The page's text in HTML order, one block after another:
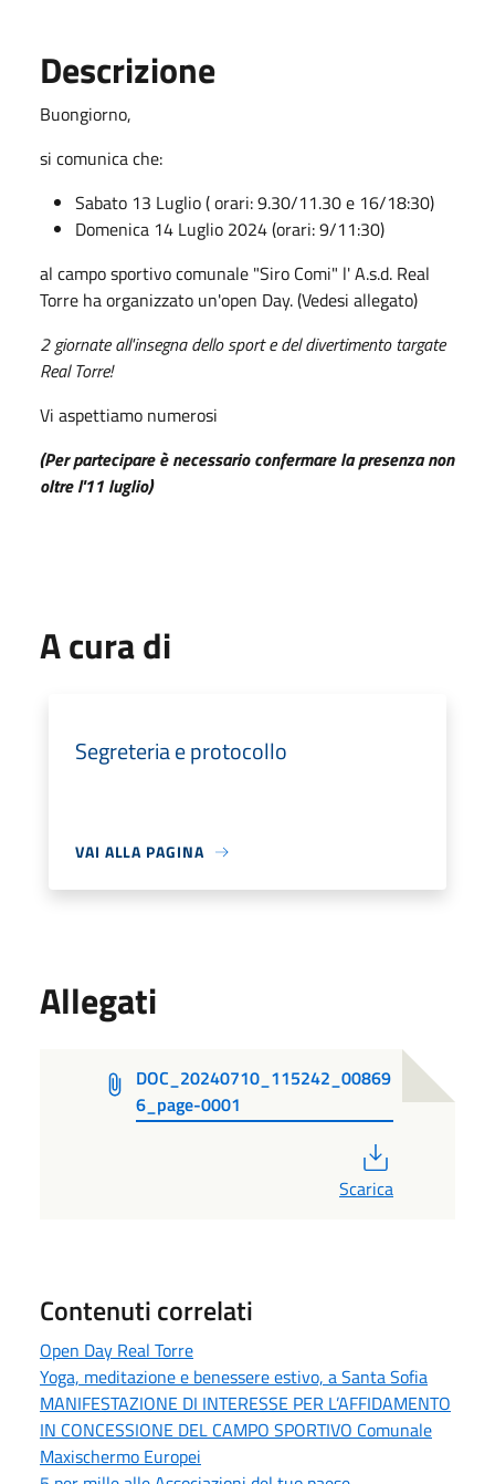
Descrizione
Buongiorno,
si comunica che:
Sabato 13 Luglio ( orari: 9.30/11.30 e 16/18:30)
Domenica 14 Luglio 2024 (orari: 9/11:30)
al campo sportivo comunale "Siro Comi" l' A.s.d. Real
Torre ha organizzato un'open Day. (Vedesi allegato)
2 giornate all'insegna dello sport e del divertimento targate
Real Torre!
Vi aspettiamo numerosi
(Per partecipare è necessario confermare la presenza non
oltre l'11 luglio)
A cura di
Segreteria e protocollo
VAI ALLA PAGINA
Allegati
DOC_20240710_115242_00869
6_page-0001
Scarica
Contenuti correlati
Open Day Real Torre
Yoga, meditazione e benessere estivo, a Santa Sofia
MANIFESTAZIONE DI INTERESSE PER L’AFFIDAMENTO
IN CONCESSIONE DEL CAMPO SPORTIVO Comunale
Maxischermo Europei